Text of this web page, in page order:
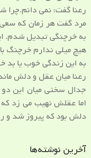
رعنا گفت: نمی دانم.چرا
مرد گفت هر زمان که
به خرچنگی تبدیل شدم.
هیچ میلی ندارم خرچنگ
به این زندگی خوب یا بد
رعنا میان عقل و دلش
جدال سختی میان این
اما عقلش نهیب می زد که
دلش بود که پیروز شد و
آخرین نوشته‌ها